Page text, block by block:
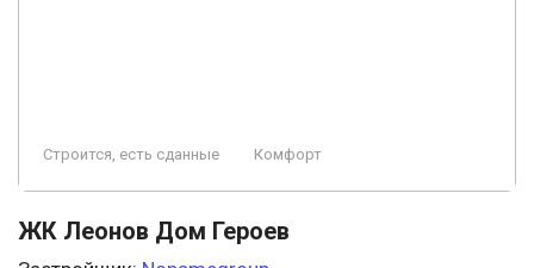
Строится, есть сданные Комфорт
ЖК Леонов Дом Героев